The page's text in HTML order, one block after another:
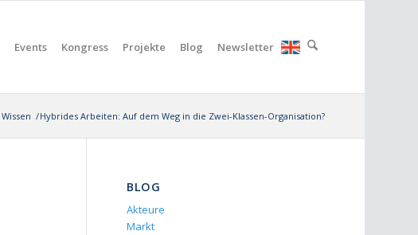
Events Kongress Projekte Blog Newsletter
Wissen /Hybrides Arbeiten: Auf dem Weg in die Zwei-Klassen-Organisation?
BLOG
Akteure
Markt